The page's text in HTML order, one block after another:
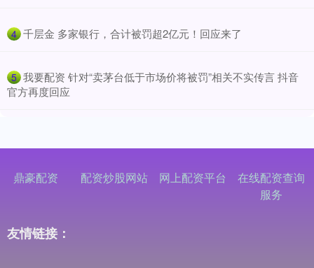
4 ​千层金 多家银行，合计被罚超2亿元！回应来了
5 ​我要配资 针对“卖茅台低于市场价将被罚”相关不实传言 抖音
官方再度回应
鼎豪配资 配资炒股网站 网上配资平台
在线配资查询
服务
友情链接：